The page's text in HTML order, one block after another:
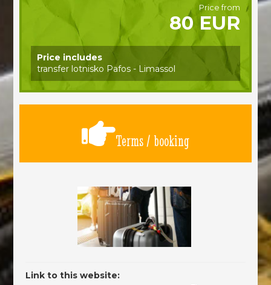
Price from
80 EUR
Price includes
transfer lotnisko Pafos - Limassol
Terms / booking
Link to this website: